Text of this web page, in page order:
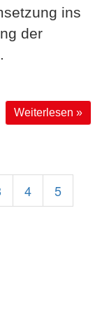
ins
der
Weiterlesen »
4
5